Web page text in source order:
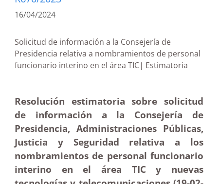
16/04/2024
Solicitud de información a la Consejería de
Presidencia relativa a nombramientos de personal
funcionario interino en el área TIC| Estimatoria
Resolución estimatoria sobre solicitud
de información a la Consejería de
Presidencia, Administraciones Públicas,
Justicia y Seguridad relativa a los
nombramientos de personal funcionario
interino en el área TIC y nuevas